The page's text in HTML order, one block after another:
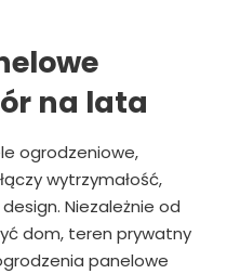
na lata
ogrodzeniowe,
wytrzymałość,
Niezależnie od
dom, teren prywatny
panelowe